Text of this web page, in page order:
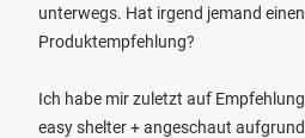
unterwegs. Hat irgend jemand
Produktempfehlung?
Ich habe mir zuletzt auf
easy shelter + angeschaut